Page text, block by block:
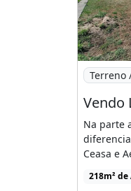
Terreno
Na parte
Ceasa e
[...]
218m² de